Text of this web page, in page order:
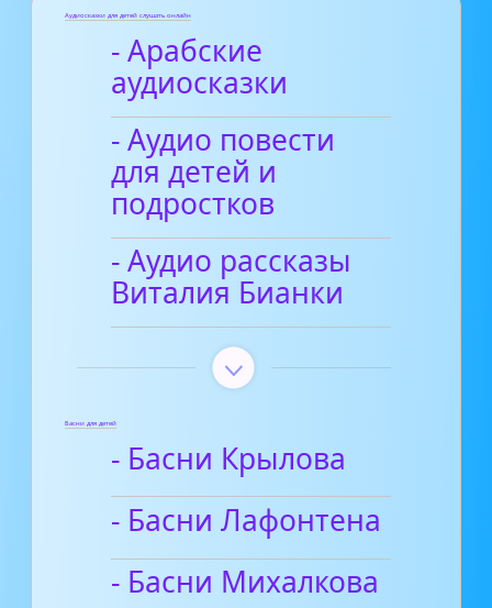
Аудиосказки для детей слушать онлайн
- Арабские
аудиосказки
- Аудио повести
для детей и
подростков
- Аудио рассказы
Виталия Бианки
Басни для детей
- Басни Крылова
- Басни Лафонтена
- Басни Михалкова